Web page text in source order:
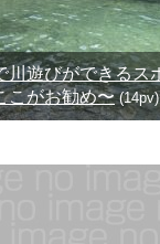
川遊びができるス
こがお勧め〜(14pv)